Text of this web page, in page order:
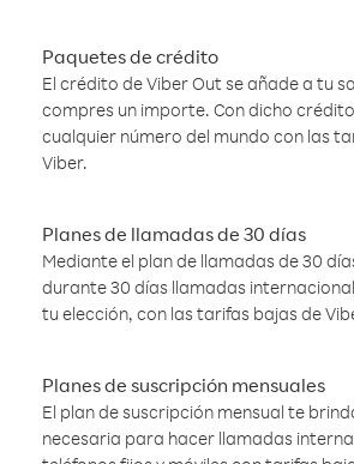
Paquetes de crédito
El crédito de Viber Out se añade a tu
compres un importe. Con dicho
cualquier número del mundo con las
Viber.
Planes de llamadas de 30 días
Mediante el plan de llamadas de 30
durante 30 días llamadas
tu elección, con las tarifas bajas de
Planes de suscripción mensuales
El plan de suscripción mensual te
necesaria para hacer llamadas